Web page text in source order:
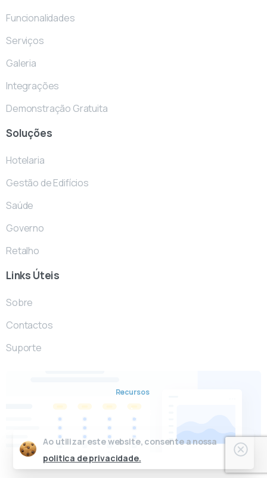
Funcionalidades
Serviços
Galeria
Integrações
Demonstração Gratuita
Soluções
Hotelaria
Gestão de Edifícios
Saúde
Governo
Retalho
Links Úteis
Sobre
Contactos
Suporte
Recursos
Artigos
Blog
Ao utilizar este website, consente a nossa
politica de privacidade.